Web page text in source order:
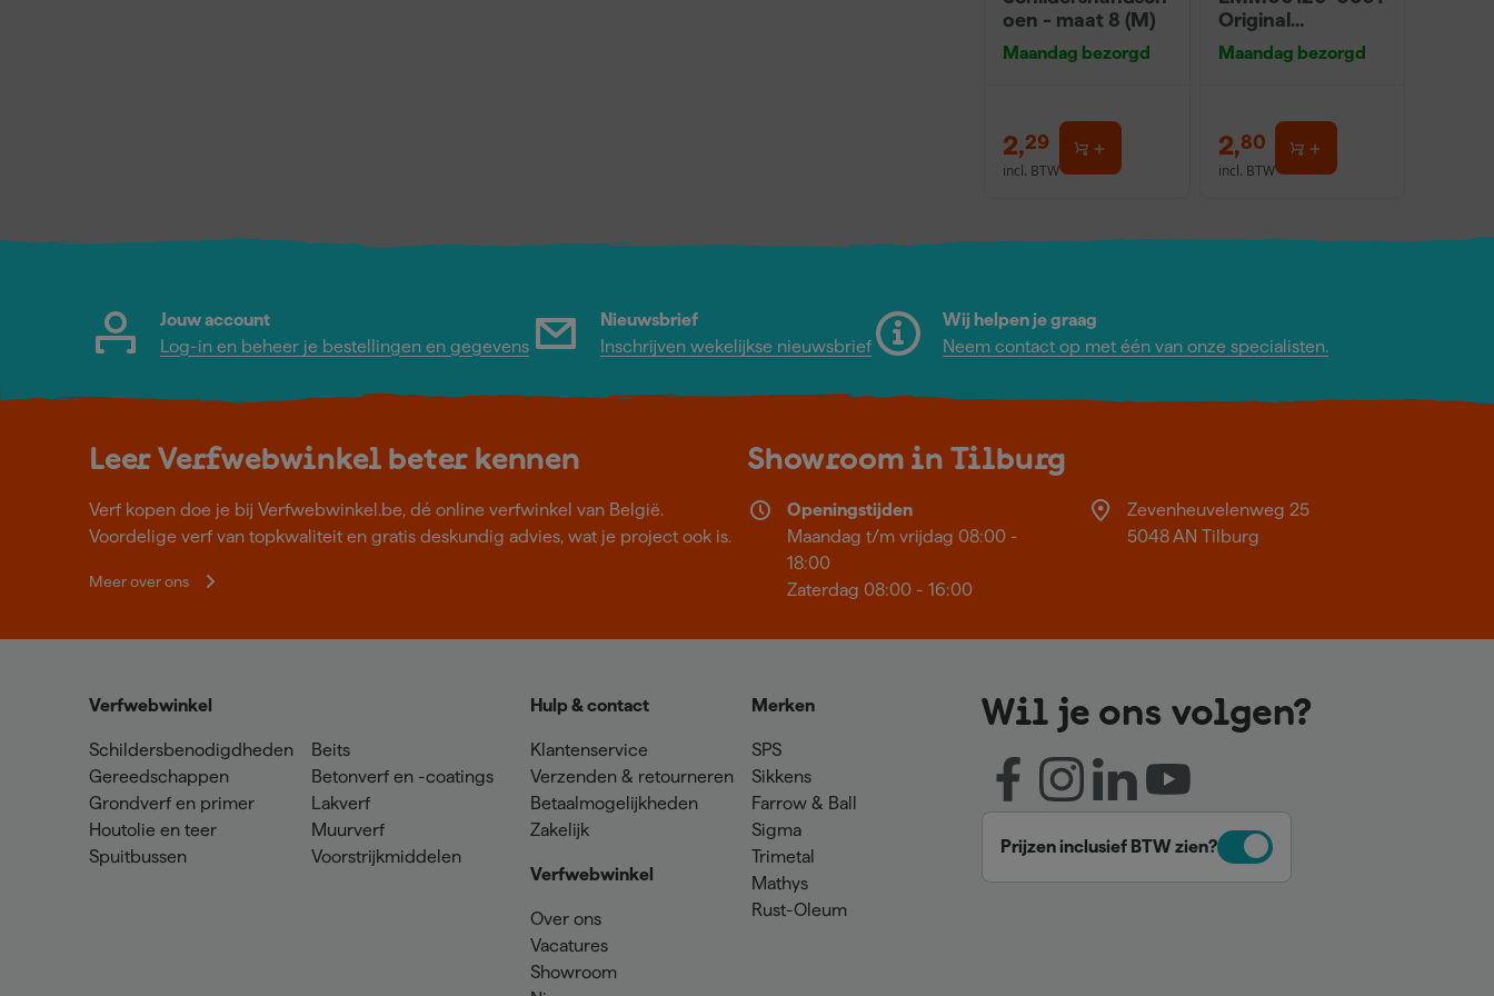
oen - maat 8 (M)
Maandag bezorgd
2,29
incl. BTW
Original
Bouwemmer - 12L
- Zwart
Maandag bezorgd
2,80
incl. BTW
Jouw account
Log-in en beheer je bestellingen en gegevens
Nieuwsbrief
Inschrijven wekelijkse nieuwsbrief
Wij helpen je graag
Neem contact op met één van onze specialisten.
Leer Verfwebwinkel beter kennen
Verf kopen doe je bij Verfwebwinkel.be, dé online verfwinkel van België.
Voordelige verf van topkwaliteit en gratis deskundig advies, wat je project ook is.
Meer over ons
Showroom in Tilburg
Openingstijden
Maandag t/m vrijdag 08:00 -
18:00
Zaterdag 08:00 - 16:00
Zevenheuvelenweg 25
5048 AN Tilburg
Verfwebwinkel
Schildersbenodigdheden
Gereedschappen
Grondverf en primer
Houtolie en teer
Spuitbussen
Beits
Betonverf en -coatings
Lakverf
Muurverf
Voorstrijkmiddelen
Hulp & contact
Klantenservice
Verzenden & retourneren
Betaalmogelijkheden
Zakelijk
Verfwebwinkel
Over ons
Vacatures
Showroom
Merken
SPS
Sikkens
Farrow & Ball
Sigma
Trimetal
Mathys
Rust-Oleum
Wil je ons volgen?
Prijzen inclusief BTW zien?